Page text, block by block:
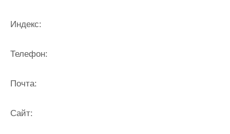
Индекс:
Телефон:
Почта:
Cайт: